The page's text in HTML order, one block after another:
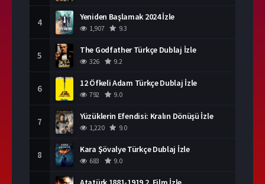
4 Yeniden Başlamak 2024 İzle
1,907 9.3
5 The Godfather Türkçe Dublaj İzle
326 9.2
6 12 Öfkeli Adam Türkçe Dublaj İzle
792 9.0
7 Yüzüklerin Efendisi: Kralın Dönüşü İzle
1,220 9.0
8 Kara Şövalye Türkçe Dublaj İzle
683 9.0